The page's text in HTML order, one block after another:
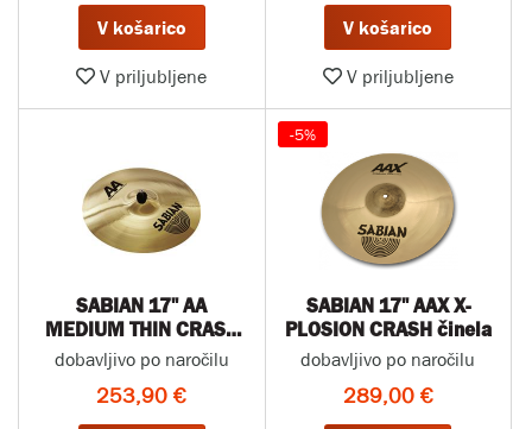
V košarico
V priljubljene
V košarico
V priljubljene
SABIAN 17" AA
MEDIUM THIN CRASH
činela
dobavljivo po naročilu
253,90 €
SABIAN 17" AAX X-
PLOSION CRASH činela
dobavljivo po naročilu
289,00 €
-5%